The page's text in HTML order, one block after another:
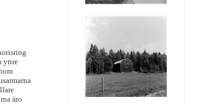
yttre
äro